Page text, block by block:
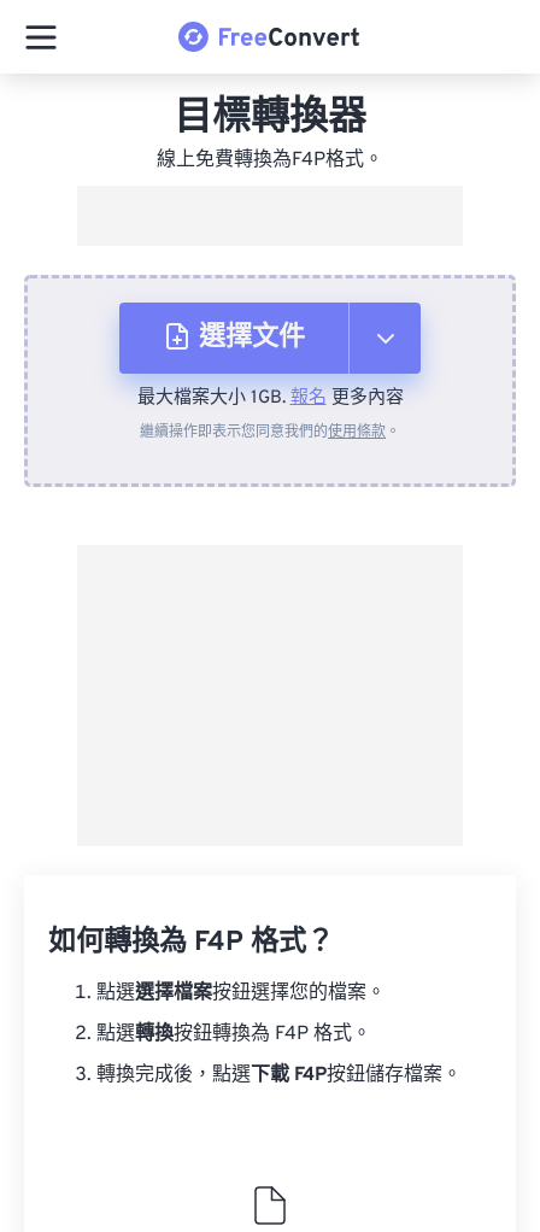
目標轉換器
線上免費轉換為F4P格式。
選擇文件
來自裝置
最大檔案大小 1GB.報名更多內容
繼續操作即表示您同意我們的使用條款 。
如何轉換為 F4P 格式？
點選選擇檔案按鈕選擇您的檔案。
點選轉換按鈕轉換為 F4P 格式。
轉換完成後，點選 下載 F4P按鈕儲存檔案。